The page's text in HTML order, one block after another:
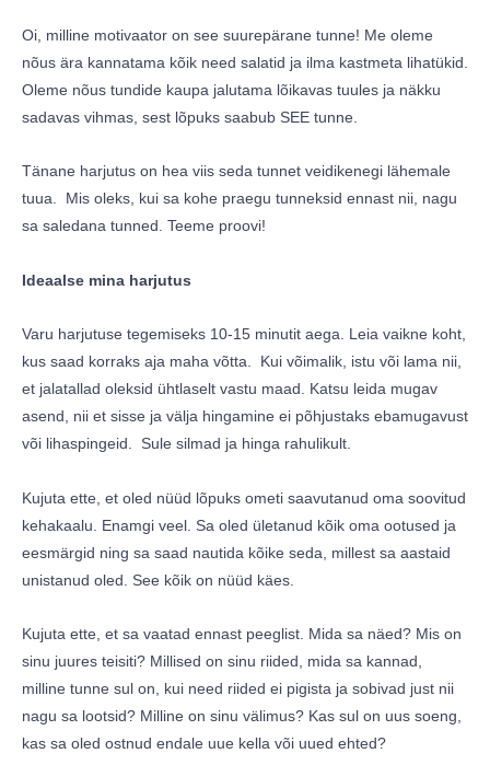
Oi, milline motivaator on see suurepärane tunne! Me oleme
nõus ära kannatama kõik need salatid ja ilma kastmeta lihatükid.
Oleme nõus tundide kaupa jalutama lõikavas tuules ja näkku
sadavas vihmas, sest lõpuks saabub SEE tunne.
Tänane harjutus on hea viis seda tunnet veidikenegi lähemale
tuua. Mis oleks, kui sa kohe praegu tunneksid ennast nii, nagu
sa saledana tunned. Teeme proovi!
Ideaalse mina harjutus
Varu harjutuse tegemiseks 10-15 minutit aega. Leia vaikne koht,
kus saad korraks aja maha võtta. Kui võimalik, istu või lama nii,
et jalatallad oleksid ühtlaselt vastu maad. Katsu leida mugav
asend, nii et sisse ja välja hingamine ei põhjustaks ebamugavust
või lihaspingeid. Sule silmad ja hinga rahulikult.
Kujuta ette, et oled nüüd lõpuks ometi saavutanud oma soovitud
kehakaalu. Enamgi veel. Sa oled ületanud kõik oma ootused ja
eesmärgid ning sa saad nautida kõike seda, millest sa aastaid
unistanud oled. See kõik on nüüd käes.
Kujuta ette, et sa vaatad ennast peeglist. Mida sa näed? Mis on
sinu juures teisiti? Millised on sinu riided, mida sa kannad,
milline tunne sul on, kui need riided ei pigista ja sobivad just nii
nagu sa lootsid? Milline on sinu välimus? Kas sul on uus soeng,
kas sa oled ostnud endale uue kella või uued ehted?